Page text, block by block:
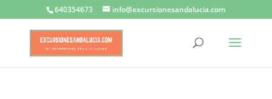
640354673 info@excursionesandalucia.com